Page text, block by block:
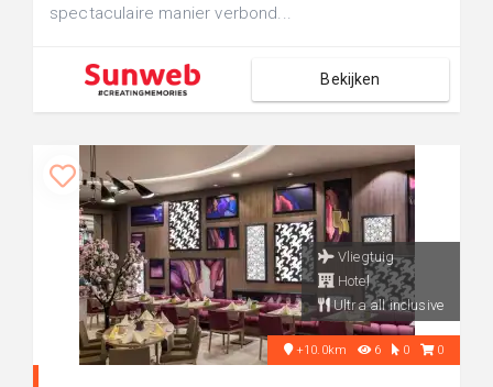
spectaculaire manier verbond...
Bekijken
Vliegtuig
Hotel
Ultra all inclusive
+10.0km 6 0 0